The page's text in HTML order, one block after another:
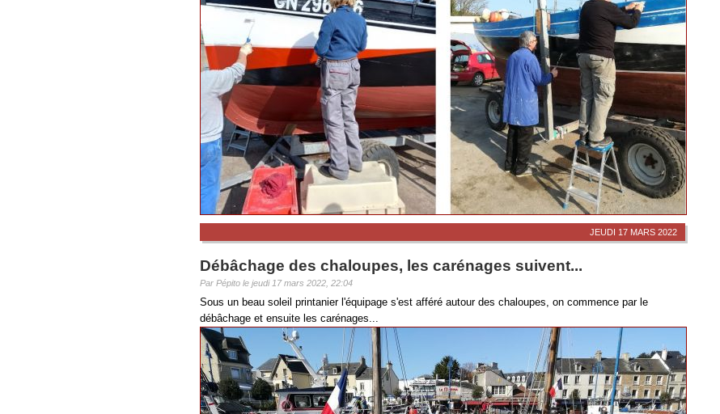
JEUDI 17 MARS 2022
Débâchage des chaloupes, les carénages suivent...
Par Pépito le jeudi 17 mars 2022, 22:04
Sous un beau soleil printanier l'équipage s'est afféré autour des chaloupes, on commence par le
débâchage et ensuite les carénages...